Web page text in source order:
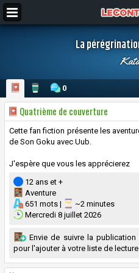
La
0
Quatrième de couverture
Cette fan fiction présente les
de Son Goku avec Uub.
J'espère que vous les apprécierez
12 ans et +
Aventure
651 mots |
~2 minutes
Mercredi 8 juillet 2026
Envie de suivre la
pour l'ajouter à votre liste de